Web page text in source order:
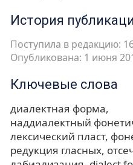
История
Поступила в редакцию:
Опубликована: 1 июня
Ключевые слова
диалектная форма
наддиалектный
лексический пласт
редукция гласных